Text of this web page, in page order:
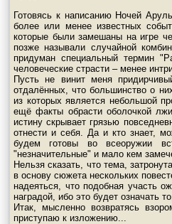
Готовясь к написанию Ночей
более или менее известных
которые были замешаны на игре
позже называли случайной
придуман специальный термин
человеческие страсти – менее
Пусть не винит меня
отдалённых, что большинство о
из которых является небольшой
ещё факты обрасти оболочкой
истину скрывает грязью
отнести и себя. Да и кто знает,
будем готовы во всеоружии
"незначительные" и мало кем
Нельзя сказать, что тема,
в основу сюжета нескольких
надеяться, что подобная участь
наградой, ибо это будет означать
Итак, мысленно возвратясь
приступаю к изложению...